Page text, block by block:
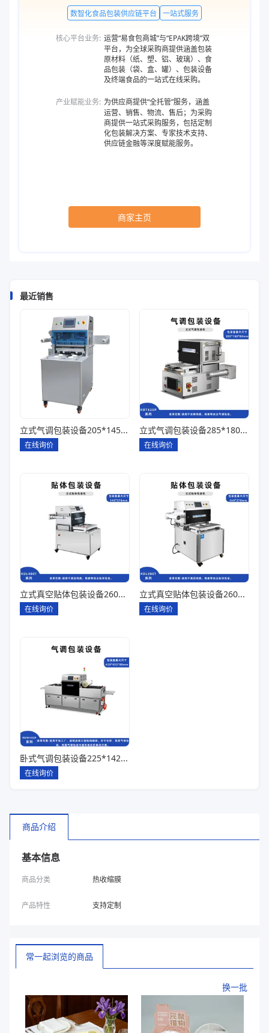
数智化食品包装供应链平台 一站式服务
核心平台业务: 运营“易食包商城”与“EPAK跨境”双
平台，为全球采购商提供涵盖包装
原材料（纸、塑、铝、玻璃）、食
品包装（袋、盒、罐）、包装设备
及终端食品的一站式在线采购。
产业赋能业务: 为供应商提供“全托管”服务，涵盖
运营、销售、物流、售后；为采购
商提供一站式采购服务，包括定制
化包装解决方案、专家技术支持、
供应链金融等深度赋能服务。
商家主页
最近销售
立式气调包装设备205*145*85一出四
在线询价
立式气调包装设备285*180*80一出一
在线询价
立式真空贴体包装设备260*180一出四
在线询价
立式真空贴体包装设备260*180一出二
在线询价
卧式气调包装设备225*142*80一出六
在线询价
商品介绍
基本信息
商品分类 热收缩膜
产品特性 支持定制
常一起浏览的商品
换一批